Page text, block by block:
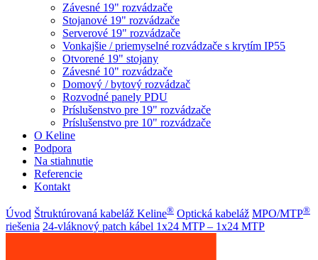
Závesné 19" rozvádzače
Stojanové 19" rozvádzače
Serverové 19" rozvádzače
Vonkajšie / priemyselné rozvádzače s krytím IP55
Otvorené 19" stojany
Závesné 10" rozvádzače
Domový / bytový rozvádzač
Rozvodné panely PDU
Príslušenstvo pre 19" rozvádzače
Príslušenstvo pre 10" rozvádzače
O Keline
Podpora
Na stiahnutie
Referencie
Kontakt
Úvod Štruktúrovaná kabeláž Keline® Optická kabeláž MPO/MTP®
riešenia 24-vláknový patch kábel 1x24 MTP – 1x24 MTP